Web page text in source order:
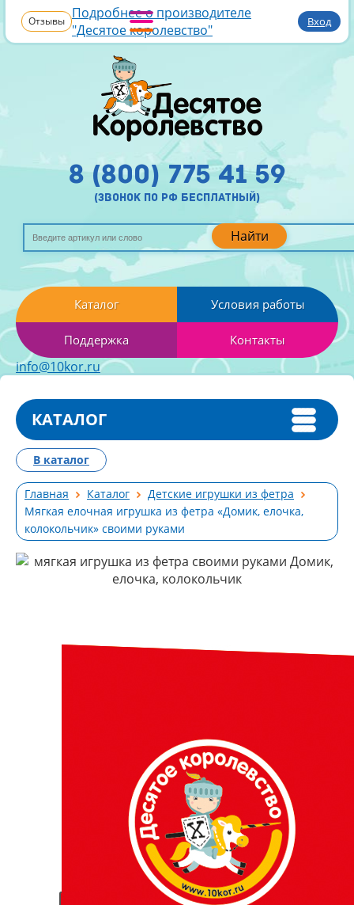
Отзывы Подробнее о производителе
"Десятое королевство"
Вход
Найти
8 (800) 775 41 59
(звонок по рф бесплатный)
Каталог Условия работы
Поддержка Контакты
info@10kor.ru
КАТАЛОГ
Главная Каталог
Детские игрушки из фетра
Мягкая елочная игрушка из фетра «Домик, елочка,
колокольчик» своими руками
В каталог